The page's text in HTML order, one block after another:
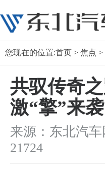
您现在的位置:首页 > 焦点 >
共驭传奇
激“擎”来袭
来源：东北汽
21724